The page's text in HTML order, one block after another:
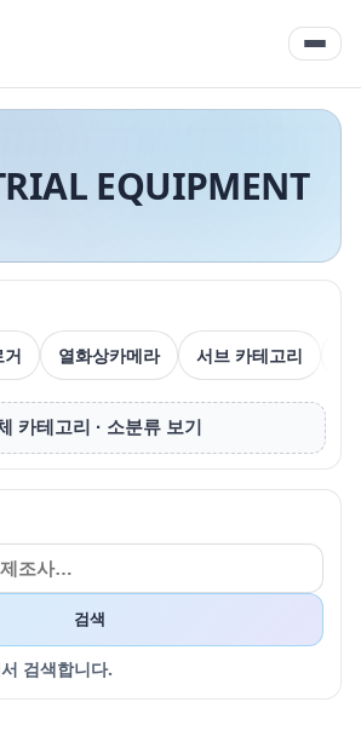
EQUIPMENT
거 열화상카메라 서브 카테고리
카테고리 · 소분류 보기
검색
검색합니다.